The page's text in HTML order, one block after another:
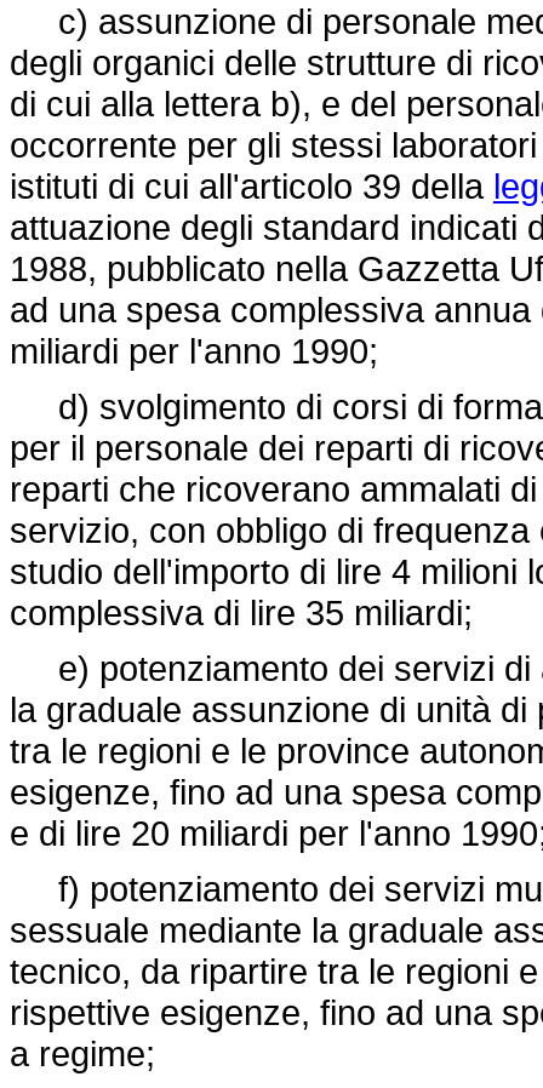
c) assunzione di personale
degli organici delle strutture di
di cui alla lettera b), e del
occorrente per gli stessi
istituti di cui all'articolo 39 della
attuazione degli standard indicati
1988, pubblicato nella Gazzetta
ad una spesa complessiva
miliardi per l'anno 1990;
d) svolgimento di corsi di
per il personale dei reparti di
reparti che ricoverano ammalati
servizio, con obbligo di
studio dell'importo di lire 4 milioni
complessiva di lire 35 miliardi;
e) potenziamento dei servizi di
la graduale assunzione di unità
tra le regioni e le province
esigenze, fino ad una spesa
e di lire 20 miliardi per l'anno
f) potenziamento dei servizi
sessuale mediante la graduale
tecnico, da ripartire tra le regioni
rispettive esigenze, fino ad una
a regime;